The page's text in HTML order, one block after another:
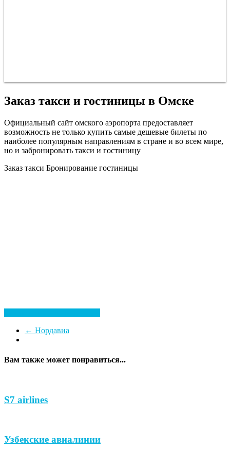
Заказ такси и гостиницы в Омске
Официальный сайт омского аэропорта предоставляет
возможность не только купить самые дешевые билеты по
наиболее популярным направлениям в стране и во всем мире,
но и забронировать такси и гостиницу
Заказ такси Бронирование гостиницы
← Нордавиа
Вам также может понравиться...
S7 airlines
Узбекские авиалинии